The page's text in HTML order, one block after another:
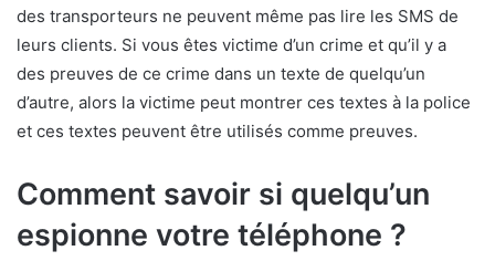
des transporteurs ne peuvent même pas lire les SMS de
leurs clients. Si vous êtes victime d’un crime et qu’il y a
des preuves de ce crime dans un texte de quelqu’un
d’autre, alors la victime peut montrer ces textes à la police
et ces textes peuvent être utilisés comme preuves.
Comment savoir si quelqu’un
espionne votre téléphone ?